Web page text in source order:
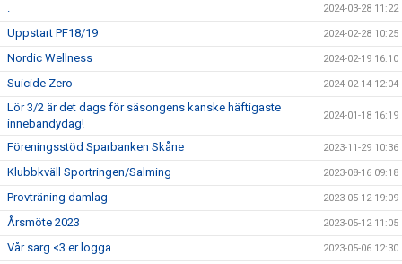
. 2024-03-28 11:22
Uppstart PF18/19 2024-02-28 10:25
Nordic Wellness 2024-02-19 16:10
Suicide Zero 2024-02-14 12:04
Lör 3/2 är det dags för säsongens kanske häftigaste
innebandydag!
2024-01-18 16:19
Föreningsstöd Sparbanken Skåne 2023-11-29 10:36
Klubbkväll Sportringen/Salming 2023-08-16 09:18
Provträning damlag 2023-05-12 19:09
Årsmöte 2023 2023-05-12 11:05
Vår sarg <3 er logga 2023-05-06 12:30